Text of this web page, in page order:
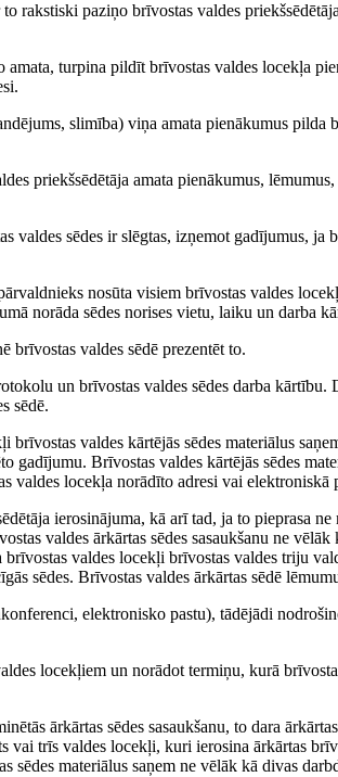
rakstiski paziņo brīvostas valdes
turpina pildīt brīvostas valdes locekļa
slimība) viņa amata pienākumus pilda
priekšsēdētāja amata pienākumus,
valdes sēdes ir slēgtas, izņemot gadījumus, ja
nosūta visiem brīvostas valdes
norāda sēdes norises vietu, laiku un darba
brīvostas valdes sēdē prezentēt to.
un brīvostas valdes sēdes darba
sēdē.
valdes kārtējās sēdes materiālus
gadījumu. Brīvostas valdes kārtējās sēdes
valdes locekļa norādīto adresi vai elektroniskā
ierosinājuma, kā arī tad, ja to pieprasa
valdes ārkārtas sēdes sasaukšanu ne
valdes locekļi brīvostas valdes triju
sēdes. Brīvostas valdes ārkārtas sēdē
elektronisko pastu), tādējādi
locekļiem un norādot termiņu, kurā
ārkārtas sēdes sasaukšanu, to dara
trīs valdes locekļi, kuri ierosina ārkārtas
materiālus saņem ne vēlāk kā divas